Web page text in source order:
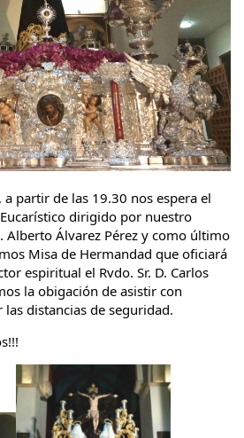
partir de las 19.30 nos espera el
dirigido por nuestro
Alberto Álvarez Pérez y como último
Misa de Hermandad que oficiará
espiritual el Rvdo. Sr. D. Carlos
la obigación de asistir con
distancias de seguridad.